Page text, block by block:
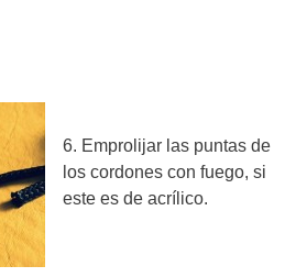
6. Emprolijar las puntas de
los cordones con fuego, si
este es de acrílico.